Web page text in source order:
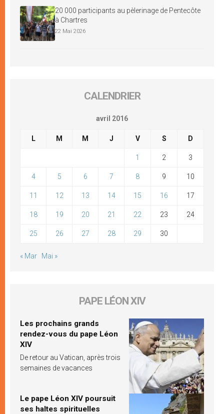
20 000 participants au pèlerinage de Pentecôte
à Chartres
22 Mai 2026
CALENDRIER
avril 2016
L M M J V S D
1 2 3
4 5 6 7 8 9 10
11 12 13 14 15 16 17
18 19 20 21 22 23 24
25 26 27 28 29 30
« Mar Mai »
PAPE LÉON XIV
Les prochains grands
rendez-vous du pape Léon
XIV
De retour au Vatican, après trois
semaines de vacances
Le pape Léon XIV poursuit
ses haltes spirituelles